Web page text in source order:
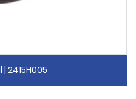
2415H005